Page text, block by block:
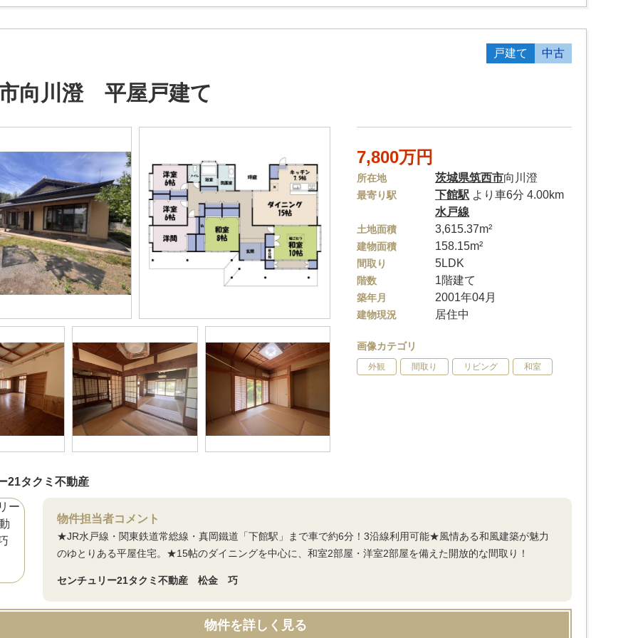
戸建て 中古
向川澄 平屋戸建て
7,800万円
所在地 茨城県筑西市向川澄
最寄り駅 下館駅 より車6分 4.00km
水戸線
土地面積 3,615.37m²
建物面積 158.15m²
間取り 5LDK
階数 1階建て
築年月 2001年04月
建物現況 居住中
画像カテゴリ
外観 間取り リビング 和室
21タクミ不動産
物件担当者コメント
★JR水戸線・関東鉄道常総線・真岡鐵道「下館駅」まで車で約6分！3沿線利用可能★風情ある和風建築が魅力
のゆとりある平屋住宅。★15帖のダイニングを中心に、和室2部屋・洋室2部屋を備えた開放的な間取り！
センチュリー21タクミ不動産 松金 巧
物件を詳しく見る